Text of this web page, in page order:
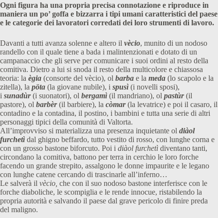
Ogni figura ha una propria precisa connotazione e riproduce in
maniera un po’ goffa e bizzarra i tipi umani caratteristici del paese
e le categorie dei lavoratori corredati dei loro strumenti di lavoro.
Davanti a tutti avanza solenne e altero il vècio, munito di un nodoso
randello con il quale tiene a bada i malintenzionati e dotato di un
campanaccio che gli serve per comunicare i suoi ordini al resto della
comitiva. Dietro a lui si snoda il resto della multicolore e chiassosa
teoria: la ègia (consorte del vècio), ol barba e la meda (lo scapolo e la
zitella), la pöta (la giovane nubile), i spusì (i novelli sposi),
i sunadùr(i suonatori), ol bergamì (il mandriano), ol pastùr(il
pastore), ol barbèr(il barbiere), la còmar(la levatrice) e poi il casaro, il
contadino e la contadina, il postino, i bambini e tutta una serie di altri
personaggi tipici della comunità di Valtorta.
All’improvviso si materializza una presenza inquietante ol diàol
furchetì dal ghigno beffardo, tutto vestito di rosso, con lunghe corna e
con un grosso bastone biforcuto. Poi i diàol furchetì diventano tanti,
circondano la comitiva, battono per terra in cerchio le loro forche
facendo un grande strepito, assalgono le donne impaurite e le legano
con lunghe catene cercando di trascinarle all’inferno…
Le salverà il vècio, che con il suo nodoso bastone interferisce con le
forche diaboliche, le scompiglia e le rende innocue, ristabilendo la
propria autorità e salvando il paese dal grave pericolo di finire preda
del maligno.